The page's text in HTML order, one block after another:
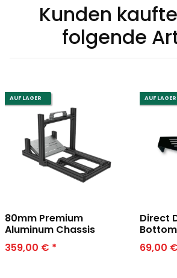
Kunden
folgende
AUF LAGER
80mm Premium
Aluminum Chassis
359,00 € *
AUF LAGER
Direct
69,00 €